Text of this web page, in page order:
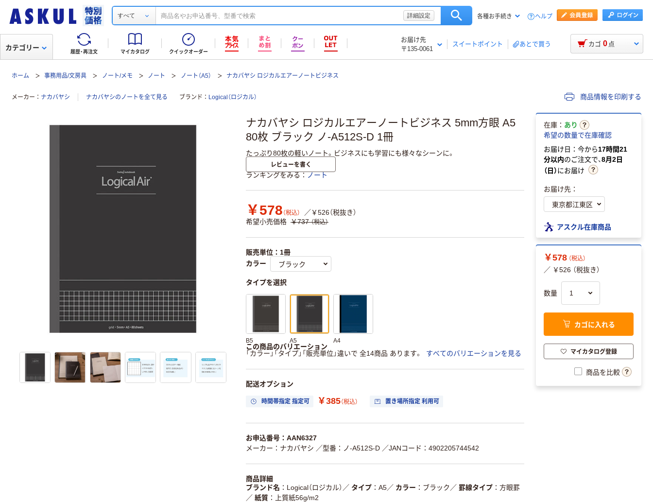
すべて 詳細設定 各種お手続き ヘルプ
履歴・再注文 マイカタログ クイックオーダー
お届け先
〒135-0061
スイートポイント あとで買う
カテゴリー カゴ 0 点
ホーム 事務用品/文房具 ノート/メモ ノート ノート（A5） ナカバヤシ ロジカルエアーノートビジネス
メーカー ナカバヤシ ナカバヤシのノートを全て見る ブランド Logical（ロジカル） 商品情報を印刷する
ナカバヤシ ロジカルエアーノートビジネス 5mm方眼 A5
80枚 ブラック ノ-A512S-D 1冊
たっぷり80枚の軽いノート。ビジネスにも学習にも様々なシーンに。
レビューを書く
ランキングをみる ノート
￥578 （税込）
／￥526（税抜き）
希望小売価格 ￥737 （税込）
販売単位：1冊
カラー
タイプを選択
B5 A5 A4
この商品のバリエーション
「カラー」「タイプ」「販売単位」違いで 全14商品 あります。
すべてのバリエーションを見る
配送オプション
時間帯指定 指定可 ￥385（税込） 置き場所指定 利用可
お申込番号：AAN6327
メーカー：ナカバヤシ ／型番：ノ-A512S-D ／JANコード：4902205744542
商品詳細
ブランド名
Logical（ロジカル） ／ タイプ A5／ カラー ブラック ／ 罫線タイプ
方眼罫
／ 紙質
上質紙56g/m2
在庫： あり
希望の数量で在庫確認
お届け日：今から17時間21
分以内のご注文で、8月2日
（日）にお届け
お届け先：
アスクル在庫商品
￥578 （税込）
／ ￥526 （税抜き）
数量
カゴに入れる
マイカタログ登録
商品を比較